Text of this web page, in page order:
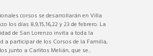
corsos se desarrollarán en Villa
los días 8,9,15,16,22 y 23 de febrero. La
de San Lorenzo invita a toda la
a participar de los Corsos de la Familia,
junto a Carlitos Melián, que se...